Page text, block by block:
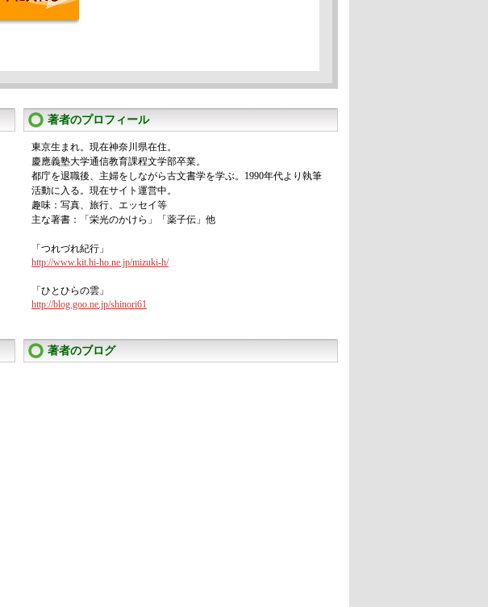
著者のプロフィール
東京生まれ。現在神奈川県在住。
慶應義塾大学通信教育課程文学部卒業。
都庁を退職後、主婦をしながら古文書学を学ぶ。1990年代より執筆
活動に入る。現在サイト運営中。
趣味：写真、旅行、エッセイ等
主な著書：「栄光のかけら」「薬子伝」他
「つれづれ紀行」
http://www.kit.hi-ho.ne.jp/mizuki-h/
「ひとひらの雲」
http://blog.goo.ne.jp/shinori61
著者のブログ